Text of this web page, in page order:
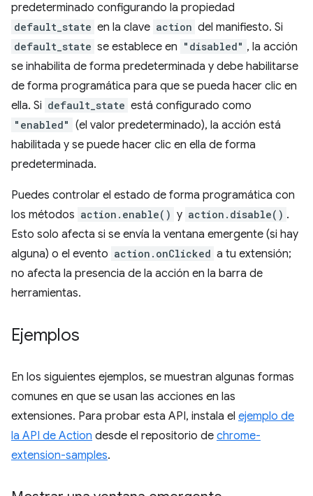
predeterminado configurando la propiedad
default_state en la clave action del manifiesto. Si
default_state se establece en "disabled" , la acción
se inhabilita de forma predeterminada y debe habilitarse
de forma programática para que se pueda hacer clic en
ella. Si default_state está configurado como
"enabled" (el valor predeterminado), la acción está
habilitada y se puede hacer clic en ella de forma
predeterminada.
Puedes controlar el estado de forma programática con
los métodos action.enable() y action.disable() .
Esto solo afecta si se envía la ventana emergente (si hay
alguna) o el evento action.onClicked a tu extensión;
no afecta la presencia de la acción en la barra de
herramientas.
Ejemplos
En los siguientes ejemplos, se muestran algunas formas
comunes en que se usan las acciones en las
extensiones. Para probar esta API, instala el ejemplo de
la API de Action desde el repositorio de chrome-
extension-samples.